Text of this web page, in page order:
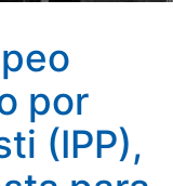
para conocer
con la
por
(IPP),